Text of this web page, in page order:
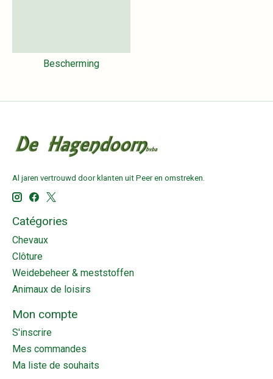
Bescherming
Al jaren vertrouwd door klanten uit Peer en omstreken.
Catégories
Chevaux
Clôture
Weidebeheer & meststoffen
Animaux de loisirs
Mon compte
S'inscrire
Mes commandes
Ma liste de souhaits